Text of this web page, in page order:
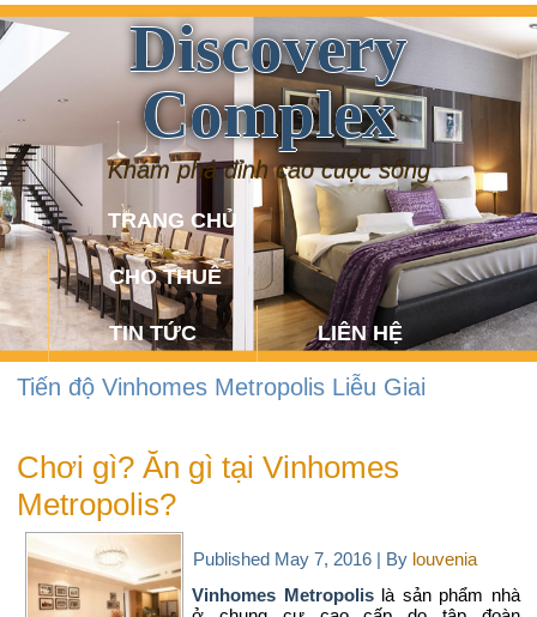
Discovery
Complex
Khám phá đỉnh cao cuộc sống
TRANG CHỦ
CHO THUÊ
TIN TỨC LIÊN HỆ
Tiến độ Vinhomes Metropolis Liễu Giai
Chơi gì? Ăn gì tại Vinhomes
Metropolis?
Published May 7, 2016 | By louvenia
Vinhomes Metropolislà sản phẩm nhà